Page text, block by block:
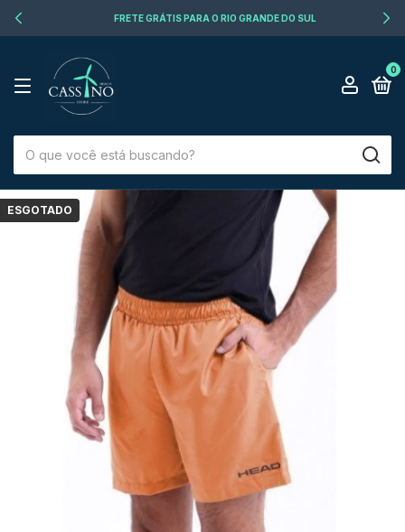
FRETE GRÁTIS PARA O RIO GRANDE DO SUL
0
ESGOTADO